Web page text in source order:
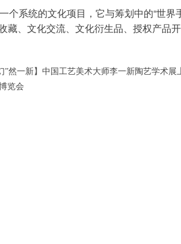
个系统的文化项目，它与筹划中的“世
藏、文化交流、文化衍生品、授权产品
”然一新】中国工艺美术大师李一新陶艺学术展
览会